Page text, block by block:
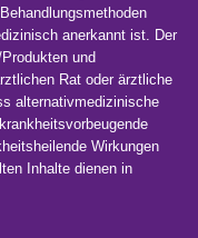
anerkannt ist. Der
und
Rat oder ärztliche
alternativmedizinische
Wirkungen
Inhalte dienen in